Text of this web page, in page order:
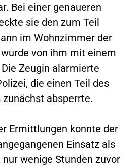
Bei einer genaueren
sie den zum Teil
im Wohnzimmer der
von ihm mit einem
Zeugin alarmierte
die einen Teil des
absperrte.
Ermittlungen konnte der
Einsatz als
wenige Stunden zuvor